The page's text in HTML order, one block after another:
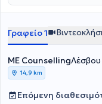
την καλύτερη δυνατή
Γραφείο 1
ME Counselling
14,9 km
Επόμενη